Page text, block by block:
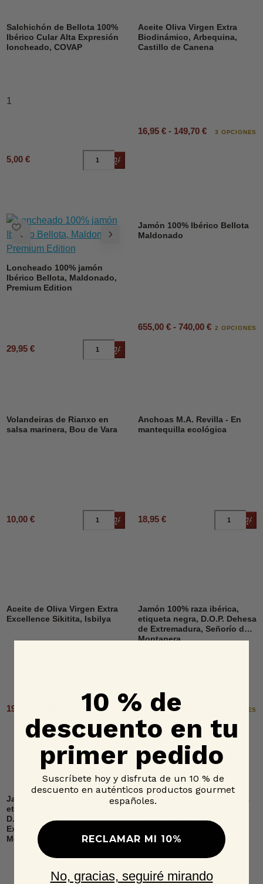
Salchichón de Bellota 100%
Ibérico Cular Alta Expresión
loncheado, COVAP
1
5,00 € Añadir al carrito
DESCUENTO
Aceite Oliva Virgen Extra
Biodinámico, Arbequina,
Castillo de Canena
16,95 € - 149,70 € 3 OPCIONES
Loncheado 100% jamón
Ibérico Bellota, Maldonado,
Premium Edition
29,95 € Añadir al carrito
Jamón 100% Ibérico Bellota
Maldonado
655,00 € - 740,00 € 2 OPCIONES
DESCUENTO23%
Volandeiras de Rianxo en
salsa marinera, Bou de Vara
10,00 € Añadir al carrito
Anchoas M.A. Revilla - En
mantequilla ecológica
18,95 €
Aceite de Oliva Virgen Extra
Excellence Sikitita, Isbilya
19,95 € - 107,70 € 2 OPCIONES
Jamón 100% raza ibérica,
etiqueta negra, D.O.P. Dehesa
de Extremadura, Señorío de
Montanera
515,00 € - 650,00 € 6 OPCIONES
Jamón 100% raza ibérica,
etiqueta negra, loncheado,
D.O.P. Dehesa de
Extremadura, Señorío de
Montanera
Aceite de Oliva Virgen Extra
Lata, Jacoliva
10 % de
descuento en tu
primer pedido
Suscríbete hoy y disfruta de un 10 % de
descuento en auténticos productos gourmet
españoles.
RECLAMAR MI 10%
No, gracias, seguiré mirando